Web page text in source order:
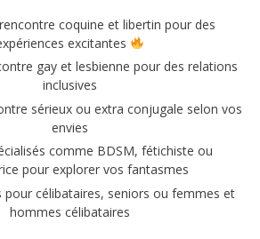
coquine et libertin pour des
excitantes
gay et lesbienne pour des relations
inclusives
sérieux ou extra conjugale selon vos
envies
comme BDSM, fétichiste ou
pour explorer vos fantasmes
pour célibataires, seniors ou femmes et
hommes célibataires